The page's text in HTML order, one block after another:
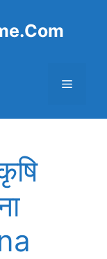
Menu